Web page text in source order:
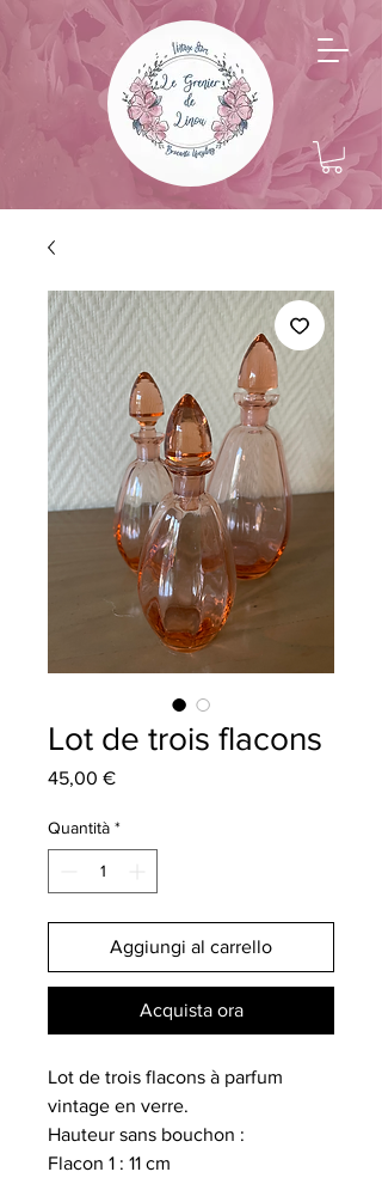
Lot de trois flacons
45,00 €Prezzo
Quantità *
Aggiungi al carrello
Acquista ora
Lot de trois flacons à parfum
vintage en verre.
Hauteur sans bouchon :
Flacon 1 : 11 cm